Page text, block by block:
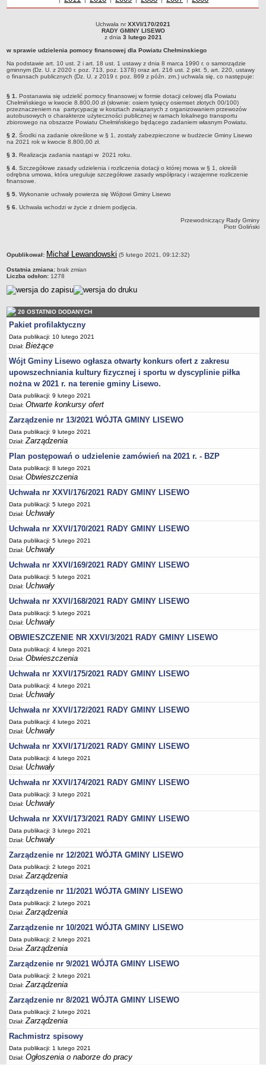
Nabory na wolne stanowiska
Podstawowe informacje
Dane statystyczne
Strategia rozwoju
Związki i stowarzyszenia
Gminne Spółki
Mieszkania socjalne
Gminna Komisja Rozwiązywania Problemów Alkoholowych
Raport o stanie Gminy
Rejestr instytucji kultury
Regulamin akcji konkursowej typu krzyżówka
Stan zatrudnienia
Ochrona danych osobowych
Klauzule informacyjne
RADA GMINY
Transmisja z obrad
Posiedzenia
Imienny wykaz głosowań radnych
Skład Rady
Projekty uchwał
Uchwały
Uchwały archiwum
Protokoły
Deklaracje
Teksty jednolite
Ogłoszenia
Oświadczenia
Interpelacje
Wybory uzupełniające
GOSPODARKA ODPADAMI KOMUNALNYMI
Analiza stanu gospodarki odpadami komunalnymi
OŚWIATA
Sprawozdania
Podstawowa kwota dotacji dla przedszkoli
SPRAWY DO ZAŁATWIENIA
Rejestry, ewidencje i archiwa
Elektroniczna Skrzynka Podawcza
Udostępnianie informacji publicznej
Urząd Stanu Cywilnego
Ewidencja ludności i dowody osobiste
Podatki
Zaświadczenia
Wsparcie dla rodzin z dziećmi
Centralna Ewidencja i Informacja o Działalności Gospodarczej
Zezwolenia na sprzedaż napojów alkoholowych
Gospodarka komunalna
Odpady komunalne
Wpis do RDR w zakresie odbioru odpadów komunalnych
Zezwolenie na odbiór nieczystości płynnych
Zbiorniki bezodpływowe oraz przydomowe oczyszczalnie ścieków
Podziały i rozgraniczenia
Zwrot podatku akcyzowego
Drogi i komunikacja
Zagospodarowanie przestrzenne
Pomoc materialna dla uczniów
Dofinansowanie pracodawcom kosztów kształcenia młodocianych
pracowników
Wynajem nieruchomości pod imprezy rozrywkowe
Utylizacja wyrobów azbestowych
Zarządzanie kryzysowe
PETYCJE
Bieżące
Uchwała nr XXVI/170/2021RADY GMINY LISEWOz dnia 3 lutego 2021w sprawie
udzielenia pomocy finansowej dla Powiatu Chełminskiego Na podstawie art. 10
z 2020 r. poz. 713, poz. 1378) oraz art. 216 ust. 2 pkt. 5, art. 220, ustawy o finansach
Uchwała nrXXVI/170/2021
RADY GMINY LISEWO
z dnia 3 lutego 2021
w sprawie udzielenia pomocy finansowej dla Powiatu Chełminskiego
Na podstawie art. 10 ust. 2 i art. 18 ust. 1 ustawy z dnia 8 marca 1990 r. o samorządzie
gminnym (Dz. U. z 2020 r. poz. 713, poz. 1378) oraz art. 216 ust. 2 pkt. 5, art. 220, ustawy
o finansach publicznych (Dz. U. z 2019 r. poz. 869 z późn. zm.) uchwala się, co następuje:
§ 1.
Postanawia się udzielić pomocy finansowej w formie dotacji celowej dla Powiatu
Chełmińskiego w kwocie 8.800,00 zł (słownie: osiem tysięcy osiemset złotych 00/100)
przeznaczeniem na partycypację w kosztach związanych z organizowaniem przewozów
autobusowych o charakterze użyteczności publicznej w ramach lokalnego transportu
zbiorowego na obszarze Powiatu Chełmińskiego będącego zadaniem własnym Powiatu.
§ 2.
Środki na zadanie określone w § 1, zostały zabezpieczone w budżecie Gminy Lisewo
na 2021 rok w kwocie 8.800,00 zł.
§ 3.Realizacja zadania nastąpi w 2021 roku.
§ 4. Szczegółowe zasady udzielenia i rozliczenia dotacji o której mowa w § 1, określi
odrębna umowa, która ureguluje szczegółowe zasady współpracy i wzajemne rozliczenie
finansowe.
§ 5. Wykonanie uchwały powierza się Wójtowi Gminy Lisewo
§ 6.
Uchwała wchodzi w życie z dniem podjęcia.
Przewodniczący Rady Gminy
Piotr Goliński
Opublikował: Michał Lewandowski (5 lutego 2021, 09:12:32)
Ostatnia zmiana: brak zmian
Liczba odsłon: 1278
20 OSTATNIO DODANYCH
Pakiet profilaktyczny
Data publikacji: 10 lutego 2021
Dział:Bieżące
Wójt Gminy Lisewo ogłasza otwarty konkurs ofert z zakresu
upowszechniania kultury fizycznej i sportu w dyscyplinie piłka
nożna w 2021 r. na terenie gminy Lisewo.
Data publikacji: 9 lutego 2021
Dział:Otwarte konkursy ofert
Zarządzenie nr 13/2021 WÓJTA GMINY LISEWO
Data publikacji: 9 lutego 2021
Dział:Zarządzenia
Plan postępowań o udzielenie zamówień na 2021 r. - BZP
Data publikacji: 8 lutego 2021
Dział:Obwieszczenia
Uchwała nr XXVI/176/2021 RADY GMINY LISEWO
Data publikacji: 5 lutego 2021
Dział: Uchwały
Uchwała nr XXVI/170/2021 RADY GMINY LISEWO
Data publikacji: 5 lutego 2021
Dział: Uchwały
Uchwała nr XXVI/169/2021 RADY GMINY LISEWO
Data publikacji: 5 lutego 2021
Dział: Uchwały
Uchwała nr XXVI/168/2021 RADY GMINY LISEWO
Data publikacji: 5 lutego 2021
Dział: Uchwały
OBWIESZCZENIE NR XXVI/3/2021 RADY GMINY LISEWO
Data publikacji: 4 lutego 2021
Dział:Obwieszczenia
Uchwała nr XXVI/175/2021 RADY GMINY LISEWO
Data publikacji: 4 lutego 2021
Dział: Uchwały
Uchwała nr XXVI/172/2021 RADY GMINY LISEWO
Data publikacji: 4 lutego 2021
Dział: Uchwały
Uchwała nr XXVI/171/2021 RADY GMINY LISEWO
Data publikacji: 4 lutego 2021
Dział: Uchwały
Uchwała nr XXVI/174/2021 RADY GMINY LISEWO
Data publikacji: 3 lutego 2021
Dział: Uchwały
Uchwała nr XXVI/173/2021 RADY GMINY LISEWO
Data publikacji: 3 lutego 2021
Dział: Uchwały
Zarządzenie nr 12/2021 WÓJTA GMINY LISEWO
Data publikacji: 2 lutego 2021
Dział:Zarządzenia
Zarządzenie nr 11/2021 WÓJTA GMINY LISEWO
Data publikacji: 2 lutego 2021
Dział:Zarządzenia
Zarządzenie nr 10/2021 WÓJTA GMINY LISEWO
Data publikacji: 2 lutego 2021
Dział:Zarządzenia
Zarządzenie nr 9/2021 WÓJTA GMINY LISEWO
Data publikacji: 2 lutego 2021
Dział:Zarządzenia
Zarządzenie nr 8/2021 WÓJTA GMINY LISEWO
Data publikacji: 2 lutego 2021
Dział:Zarządzenia
Rachmistrz spisowy
Data publikacji: 1 lutego 2021
Dział:Ogłoszenia o naborze do pracy